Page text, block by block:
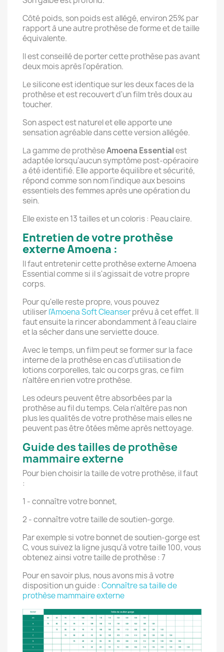
Côté poids, son poids est allégé, environ 25% par
rapport à une autre prothèse de forme et de taille
équivalente.
Il est conseillé de porter cette prothèse pas avant
deux mois après l'opération.
Le silicone est identique sur les deux faces de la
prothèse et est recouvert d'un film très doux au
toucher.
Son aspect est naturel et elle apporte une
sensation agréable dans cette version allégée.
La gamme de prothèseAmoena Essentialest
adaptée lorsqu'aucun symptôme post-opéraoire
a été identifié. Elle apporte équilibre et sécurité,
répond comme son nom l'indique aux besoins
essentiels des femmes après une opération du
sein.
Elle existe en 13 tailles et un coloris : Peau claire.
Entretien de votre prothèse
externe Amoena :
Il faut entretenir cette prothèse externe Amoena
Essential comme si il s'agissait de votre propre
corps.
Pour qu'elle reste propre, vous pouvez
utiliserl'Amoena Soft Cleanserprévu à cet effet. Il
faut ensuite la rincer abondamment à l'eau claire
et la sécher dans une serviette douce.
Avec le temps, un film peut se former sur la face
interne de la prothèse en cas d'utilisation de
lotions corporelles, talc ou corps gras, ce film
n'altère en rien votre prothèse.
Les odeurs peuvent être absorbées par la
prothèse au fil du temps. Cela n'altère pas non
plus les qualités de votre prothèse mais elles ne
peuvent pas être ôtées même après nettoyage.
Guide des tailles de prothèse
mammaire externe
Pour bien choisir la taille de votre prothèse, il faut
:
1 - connaître votre bonnet,
2 - connaître votre taille de soutien-gorge.
Par exemple si votre bonnet de soutien-gorge est
C, vous suivez la ligne jusqu'à votre taille 100, vous
obtenez ainsi votre taille de prothèse : 7
Pour en savoir plus, nous avons mis à votre
disposition un guide : Connaître sa taille de
prothèse mammaire externe